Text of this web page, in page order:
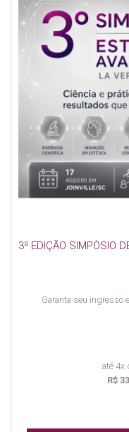
3ª EDIÇÃO SIMPÓSIO
Garanta seu ingresso
até 4x
R$